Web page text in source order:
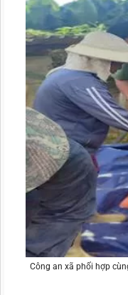
Công an xã phối hợp